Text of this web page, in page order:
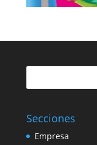
Secciones
Empresa